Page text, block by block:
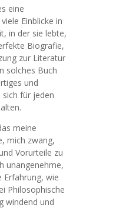
eine
Einblicke in
in der sie lebte,
Biografie,
zur Literatur
solches Buch
und
sich für jeden
meine
mich zwang,
Vorurteile zu
unangenehme,
Erfahrung, wie
Philosophische
windend und